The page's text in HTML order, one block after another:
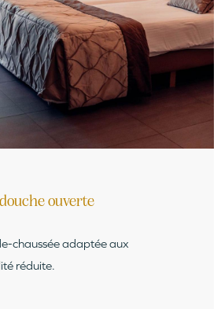
ouverte
chaussée adaptée aux
réduite.